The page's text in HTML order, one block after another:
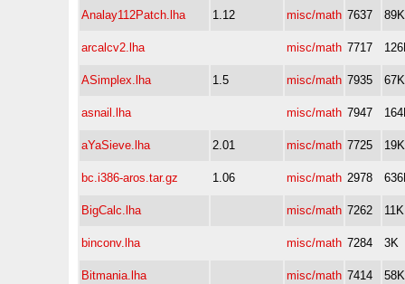
Analay112Patch.lha 1.12 misc/math 7637 89K
arcalcv2.lha misc/math 7717
ASimplex.lha 1.5 misc/math 7935 67K
asnail.lha misc/math 7947
aYaSieve.lha 2.01 misc/math 7725 19K
bc.i386-aros.tar.gz 1.06 misc/math 2978
BigCalc.lha misc/math 7262 11K
binconv.lha misc/math 7284 3K
Bitmania.lha misc/math 7414 58K